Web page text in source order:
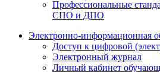
Профессиональные
СПО и ДПО
Электронно-информационная
Доступ к цифровой
Электронный журнал
Личный кабинет